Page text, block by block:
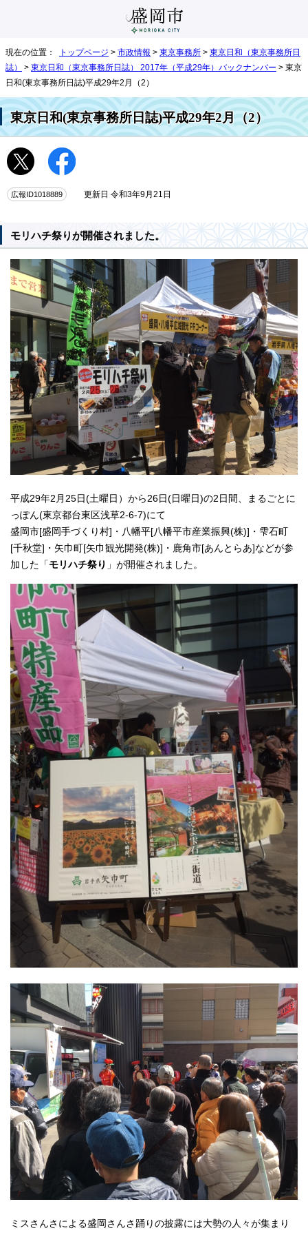
現在の位置： トップページ > 市政情報 > 東京事務所 > 東京日和（東京事務所日
誌）
> 東京日和（東京事務所日誌） 2017年（平成29年）バックナンバー > 東京
日和(東京事務所日誌)平成29年2月（2）
東京日和(東京事務所日誌)平成29年2月（2）
広報ID1018889 更新日 令和3年9月21日
モリハチ祭りが開催されました。
平成29年2月25日(土曜日）から26日(日曜日)の2日間、まるごとに
っぽん(東京都台東区浅草2-6-7)にて
盛岡市[盛岡手づくり村]・八幡平[八幡平市産業振興(株)]・雫石町
[千秋堂]・矢巾町[矢巾観光開発(株)]・鹿角市[あんとらあ]などが参
加した「 モリハチ祭り 」が開催されました。
ミスさんさによる盛岡さんさ踊りの披露には大勢の人々が集まり